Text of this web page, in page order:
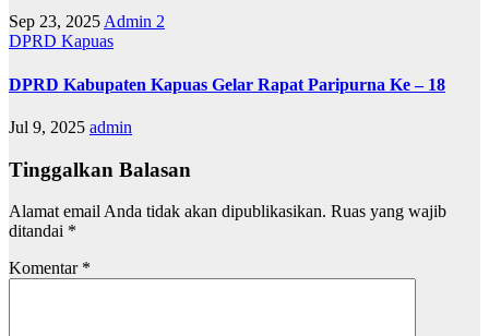
Sep 23, 2025 Admin 2
DPRD Kapuas
DPRD Kabupaten Kapuas Gelar Rapat Paripurna Ke – 18
Jul 9, 2025 admin
Tinggalkan Balasan
Alamat email Anda tidak akan dipublikasikan. Ruas yang wajib
ditandai *
Komentar *